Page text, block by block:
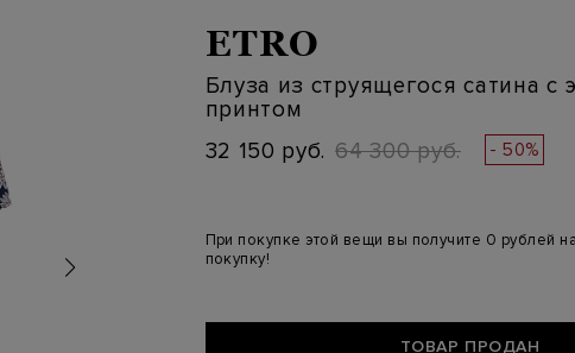
ETRO
Блуза из струящегося сатина с
принтом
32 150 руб. 64 300 руб. - 50%
При покупке этой вещи вы получите 0 рублей
покупку!
ТОВАР ПРОДАН